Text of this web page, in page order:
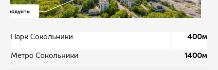
Парк Сокольники 400м
Метро Сокольники 1400м